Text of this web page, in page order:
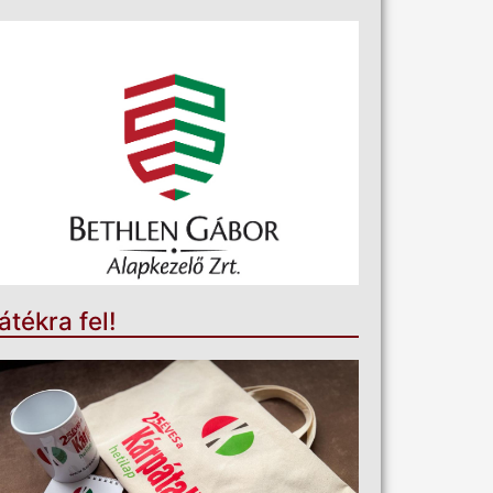
fel!